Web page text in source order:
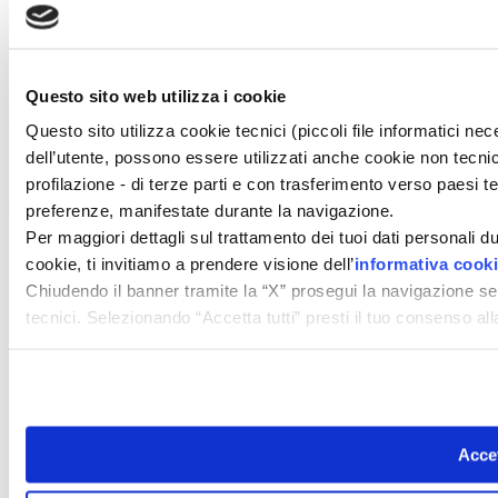
Questo sito web utilizza i cookie
Questo sito utilizza cookie tecnici (piccoli file informatici
dell’utente, possono essere utilizzati anche cookie non
profilazione - di terze parti e con trasferimento verso paesi
preferenze, manifestate durante la navigazione.
Per maggiori dettagli sul trattamento dei tuoi dati personali
cookie, ti invitiamo a prendere visione dell’informativa
Chiudendo il banner tramite la “X” prosegui la navigazione
tecnici. Selezionando “Accetta tutti” presti il tuo consenso
Pubblicità
Newsletter
© 2026 GIUNTI EDITORE s.p.a., piazza Virgilio 4 - 20123 Milano
Codice fiscale e numero d'iscrizione al Registro Imprese di Milano - 80009810484
Capitale sociale € 8.000.000,00 i.v.
powered by ZUMEDIA